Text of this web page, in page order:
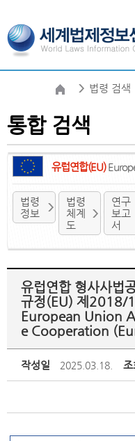
법령 검색
통합 검색
유럽연합(EU)
법령
정보
법령
체계
도
연구
보고
서
유럽연합 형사사법
규정(EU) 제
European Union
e Cooperation
작성일 2025.03.18. 조